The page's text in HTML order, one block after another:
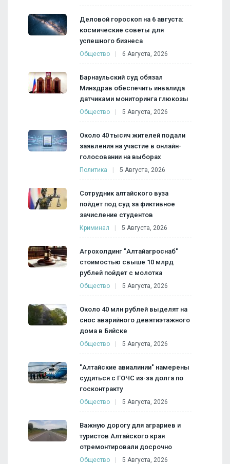
Деловой гороскоп на 6 августа:
космические советы для
успешного бизнеса
Общество 6 Августа, 2026
Барнаульский суд обязал
Минздрав обеспечить инвалида
датчиками мониторинга глюкозы
Общество 5 Августа, 2026
Около 40 тысяч жителей подали
заявления на участие в онлайн-
голосовании на выборах
Политика 5 Августа, 2026
Сотрудник алтайского вуза
пойдет под суд за фиктивное
зачисление студентов
Криминал 5 Августа, 2026
Агрохолдинг "Алтайагроснаб"
стоимостью свыше 10 млрд
рублей пойдет с молотка
Общество 5 Августа, 2026
Около 40 млн рублей выделят на
снос аварийного девятиэтажного
дома в Бийске
Общество 5 Августа, 2026
"Алтайские авиалинии" намерены
судиться с ГОЧС из-за долга по
госконтракту
Общество 5 Августа, 2026
Важную дорогу для аграриев и
туристов Алтайского края
отремонтировали досрочно
Общество 5 Августа, 2026